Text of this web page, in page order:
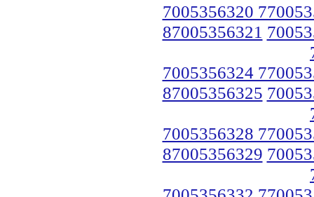
7005356320
87005356321
7005356324
87005356325
7005356328
87005356329